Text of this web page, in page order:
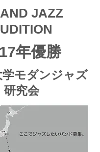
JAZZ
年優勝
学モダンジャズ
研究会